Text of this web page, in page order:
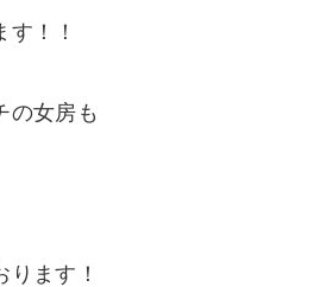
！！
の女房も
ます！